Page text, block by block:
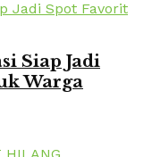
Siap Jadi
Warga